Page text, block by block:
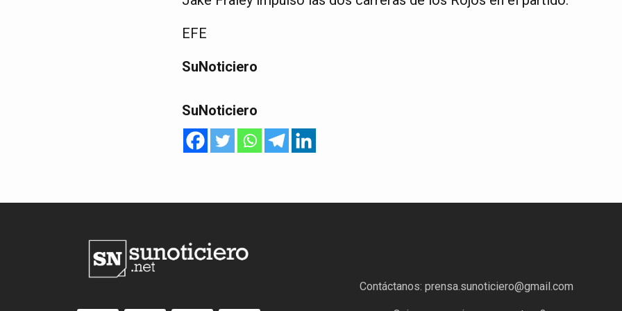
EFE
SuNoticiero
SuNoticiero
Contáctanos: prensa.sunoticiero@gmail.com